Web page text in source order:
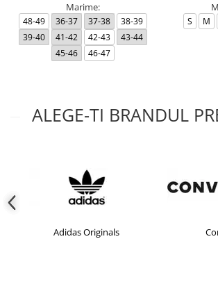
Marime:
48-49 36-37 37-38
38-39
39-40
41-42 42-43
43-44
45-46
46-47
S M
ALEGE-TI BRANDUL
Adidas Originals